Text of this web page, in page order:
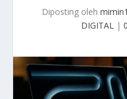
Diposting oleh
DIGITAL| 0